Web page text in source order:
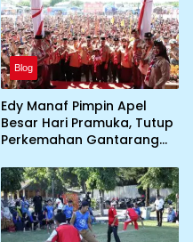
Blog
Edy Manaf Pimpin Apel
Besar Hari Pramuka, Tutup
Perkemahan Gantarang
Jamnas XII 2026